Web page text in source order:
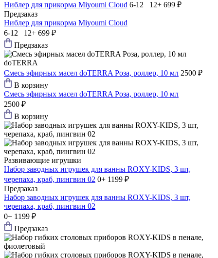
Ниблер для прикорма Мiyoumi Cloud 6-12 12+ 699 ₽
Предзаказ
Ниблер для прикорма Мiyoumi Cloud
6-12 12+ 699 ₽
Предзаказ
doTERRA
Смесь эфирных масел doTERRA Роза, роллер, 10 мл 2500 ₽
В корзину
Смесь эфирных масел doTERRA Роза, роллер, 10 мл
2500 ₽
В корзину
Развивающие игрушки
Набор заводных игрушек для ванны ROXY-KIDS, 3 шт,
черепаха, краб, пингвин 02 0+ 1199 ₽
Предзаказ
Набор заводных игрушек для ванны ROXY-KIDS, 3 шт,
черепаха, краб, пингвин 02
0+ 1199 ₽
Предзаказ